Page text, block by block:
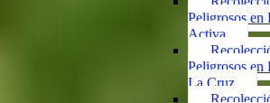
Peligrosos en
Activa
Peligrosos en
La Cruz